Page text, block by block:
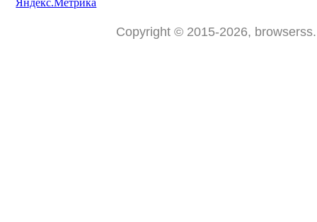
Copyright © 2015-2026,